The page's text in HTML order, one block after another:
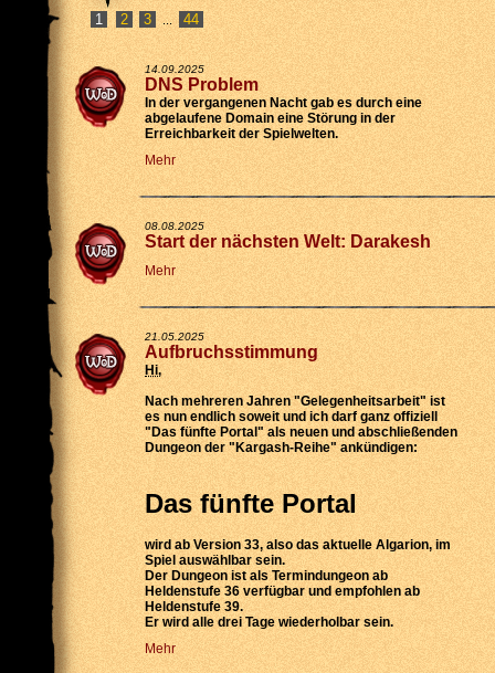
2 3 ... 44
14.09.2025
DNS Problem
In der vergangenen Nacht gab es durch eine
abgelaufene Domain eine Störung in der
Erreichbarkeit der Spielwelten.
Mehr
08.08.2025
Start der nächsten Welt: Darakesh
Mehr
21.05.2025
Aufbruchsstimmung
Hi,
Nach mehreren Jahren "Gelegenheitsarbeit" ist
es nun endlich soweit und ich darf ganz offiziell
"Das fünfte Portal" als neuen und abschließenden
Dungeon der "Kargash-Reihe" ankündigen:
Das fünfte Portal
wirdab Version 33, also das aktuelle Algarion, im
Spiel auswählbar sein.
Der Dungeon ist alsTermindungeon ab
Heldenstufe 36 verfügbar und empfohlen ab
Heldenstufe 39.
Er wirdalle drei Tage wiederholbarsein.
Mehr